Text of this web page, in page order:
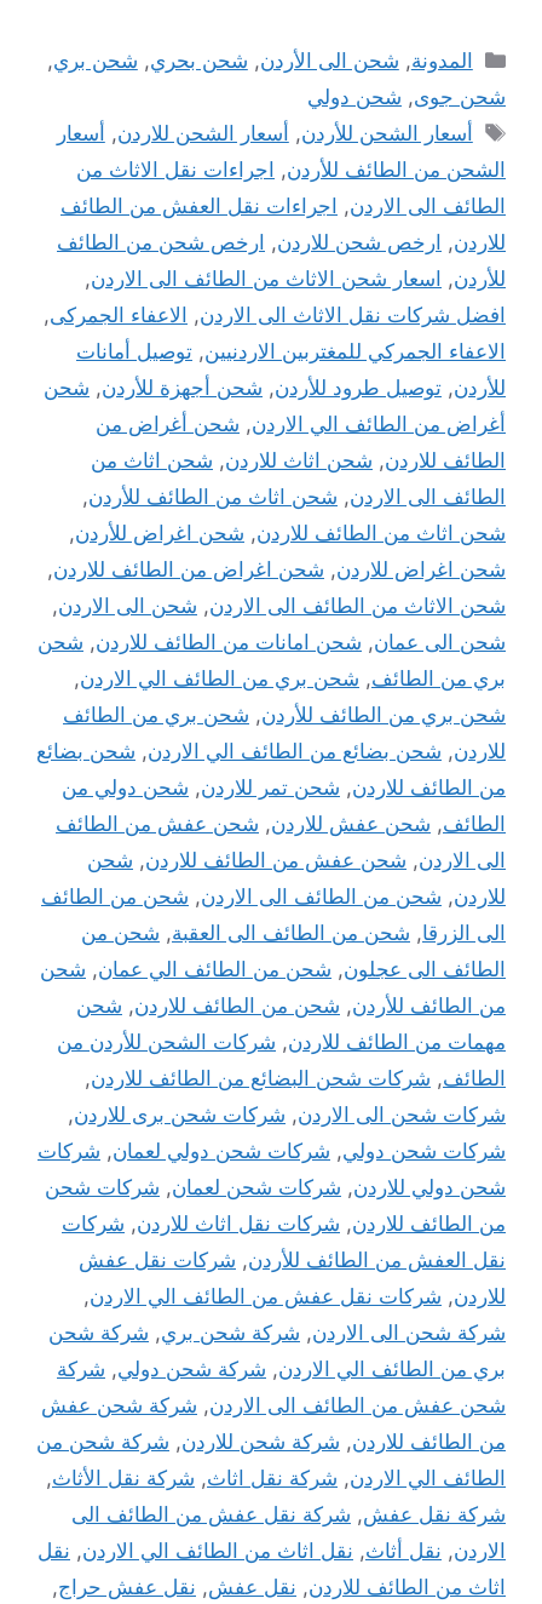
التصنيفات
المدونة, شحن الى الأردن, شحن بحري, شحن بري,
شحن جوى, شحن دولي
الوسوم
أسعار الشحن للأردن, أسعار الشحن للاردن, أسعار
الشحن من الطائف للأردن, اجراءات نقل الاثاث من
الطائف الى الاردن, اجراءات نقل العفش من الطائف
للاردن, ارخص شحن للاردن, ارخص شحن من الطائف
للأردن, اسعار شحن الاثاث من الطائف الى الاردن,
افضل شركات نقل الاثاث الى الاردن, الاعفاء الجمركى,
الاعفاء الجمركي للمغتربين الاردنيين, توصيل أمانات
للأردن, توصيل طرود للأردن, شحن أجهزة للأردن, شحن
أغراض من الطائف الي الاردن, شحن أغراض من
الطائف للاردن, شحن اثاث للاردن, شحن اثاث من
الطائف الى الاردن, شحن اثاث من الطائف للأردن,
شحن اثاث من الطائف للاردن, شحن اغراض للأردن,
شحن اغراض للاردن, شحن اغراض من الطائف للاردن,
شحن الاثاث من الطائف الى الاردن, شحن الى الاردن,
شحن الى عمان, شحن امانات من الطائف للاردن, شحن
بري من الطائف, شحن بري من الطائف الي الاردن,
شحن بري من الطائف للأردن, شحن بري من الطائف
للاردن, شحن بضائع من الطائف الي الاردن, شحن بضائع
من الطائف للاردن, شحن تمر للاردن, شحن دولي من
الطائف, شحن عفش للاردن, شحن عفش من الطائف
الى الاردن, شحن عفش من الطائف للاردن, شحن
للاردن, شحن من الطائف الى الاردن, شحن من الطائف
الى الزرقا, شحن من الطائف الى العقبة, شحن من
الطائف الى عجلون, شحن من الطائف الي عمان, شحن
من الطائف للأردن, شحن من الطائف للاردن, شحن
مهمات من الطائف للاردن, شركات الشحن للأردن من
الطائف, شركات شحن البضائع من الطائف للاردن,
شركات شحن الى الاردن, شركات شحن برى للاردن,
شركات شحن دولي, شركات شحن دولي لعمان, شركات
شحن دولي للاردن, شركات شحن لعمان, شركات شحن
من الطائف للاردن, شركات نقل اثاث للاردن, شركات
نقل العفش من الطائف للأردن, شركات نقل عفش
للاردن, شركات نقل عفش من الطائف الي الاردن,
شركة شحن الى الاردن, شركة شحن بري, شركة شحن
بري من الطائف الي الاردن, شركة شحن دولي, شركة
شحن عفش من الطائف الى الاردن, شركة شحن عفش
من الطائف للاردن, شركة شحن للاردن, شركة شحن من
الطائف الي الاردن, شركة نقل اثاث, شركة نقل الأثاث,
شركة نقل عفش, شركة نقل عفش من الطائف الى
الاردن, نقل أثاث, نقل اثاث من الطائف الي الاردن, نقل
اثاث من الطائف للاردن, نقل عفش, نقل عفش حراج,